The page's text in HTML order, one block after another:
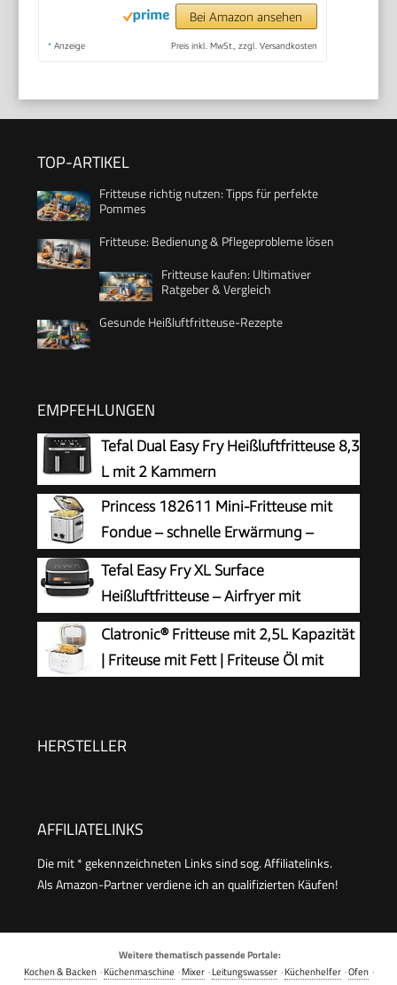
Bei Amazon ansehen
* Anzeige Preis inkl. MwSt., zzgl. Versandkosten
TOP-ARTIKEL
Fritteuse richtig nutzen: Tipps für perfekte
Pommes
Fritteuse: Bedienung & Pflegeprobleme lösen
Fritteuse kaufen: Ultimativer
Ratgeber & Vergleich
Gesunde Heißluftfritteuse-Rezepte
EMPFEHLUNGEN
Tefal Dual Easy Fry Heißluftfritteuse 8,3
L mit 2 Kammern
Princess 182611 Mini-Fritteuse mit
Fondue – schnelle Erwärmung –
Geruchsfilter – 1,2 Liter Inhalt, Silber
Tefal Easy Fry XL Surface
Heißluftfritteuse – Airfryer mit
Sichtfenster & XL-Garfläche (bis 1 kg), digitales
Bedienfeld, Extra-Crisp, energieeffizient &
schnell, antihaft, kompakt, Pizza Ofen FW4018
Clatronic® Fritteuse mit 2,5L Kapazität
| Friteuse mit Fett | Friteuse Öl mit
Thermostat | Fritteuse mit Öl - FR 3771
HERSTELLER
AFFILIATELINKS
Die mit * gekennzeichneten Links sind sog. Affiliatelinks.
Als Amazon-Partner verdiene ich an qualifizierten Käufen!
Weitere thematisch passende Portale:
Kochen & Backen·Küchenmaschine ·Mixer·Leitungswasser·Küchenhelfer·Ofen·